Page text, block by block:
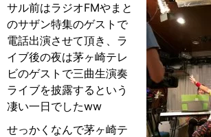
サル前はラジオFMやまと
のサザン特集のゲストで
電話出演させて頂き、ラ
イブ後の夜は茅ヶ崎テレ
ビのゲストで三曲生演奏
ライブを披露するという
凄い一日でしたww
せっかくなんで茅ヶ崎テ